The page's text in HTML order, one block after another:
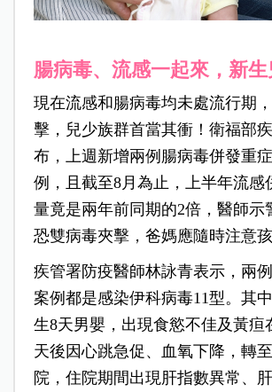
腸病毒、流感一起來，新
現在流感和腸病毒均未處流行期
擊，兒少族群首當其衝！衛福部
布，上週新增兩例腸病毒併發重
例，且截至8月為止，上半年流感
量竟是兩年前同期的2倍，醫師示
恐雙病毒夾擊，爸媽應隨時注意孩
疾管署防疫醫師林詠青表示，兩
案例都是感染伊科病毒11型。其
生8天男嬰，出現食慾不佳及黃疸
天後因心跳急促、血氧下降，轉
院，住院期間出現肝指數異常、